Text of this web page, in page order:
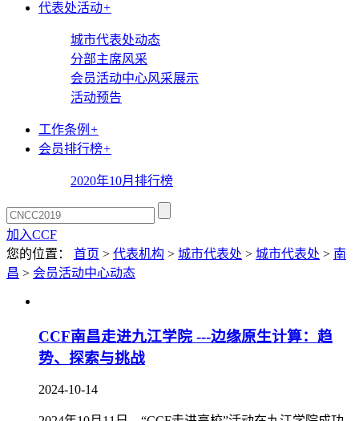
代表处活动+
城市代表处动态
分部主席风采
会员活动中心风采展示
活动预告
工作条例 +
会员排行榜+
2020年10月排行榜
加入CCF
您的位置： 首页 > 代表机构 > 城市代表处 > 城市代表处 > 南
昌 > 会员活动中心动态
CCF南昌走进九江学院 ---边缘原生计算：趋
势、探索与挑战
2024-10-14